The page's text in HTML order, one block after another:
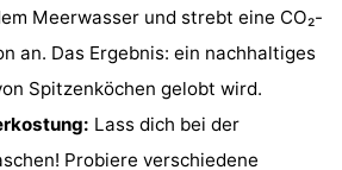
Meerwasser und strebt eine CO₂-
an. Das Ergebnis: ein nachhaltiges
Spitzenköchen gelobt wird.
Lass dich bei der
Probiere verschiedene